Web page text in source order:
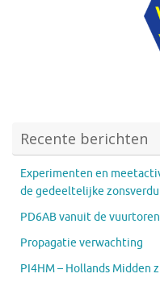
Recente berichten
Experimenten en
de gedeeltelijke
PD6AB vanuit de
Propagatie verwachting
PI4HM – Hollands Midden